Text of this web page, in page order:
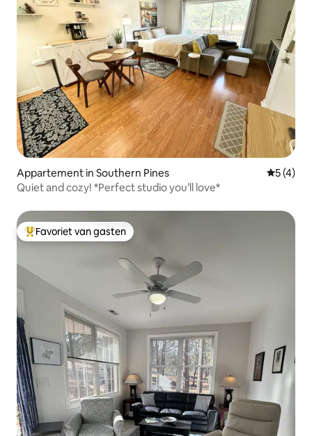
Appartement in Southern Pines
5 (4)
Quiet and cozy! *Perfect studio you’ll love*
Topfavoriet van gasten
Favoriet van gasten